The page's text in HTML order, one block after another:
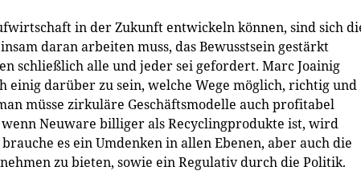
in der Zukunft entwickeln können, sind sich
daran arbeiten muss, das Bewusstsein gestärkt
schließlich alle und jeder sei gefordert. Marc Joainig
einig darüber zu sein, welche Wege möglich, richtig und
müsse zirkuläre Geschäftsmodelle auch profitabel
Neuware billiger als Recyclingprodukte ist, wird
es ein Umdenken in allen Ebenen, aber auch die
zu bieten, sowie ein Regulativ durch die Politik.